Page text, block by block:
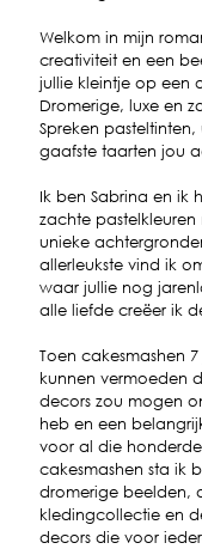
Welkom in mijn
creativiteit en een
jullie kleintje op een
Dromerige, luxe en
Spreken
gaafste taarten jou
Ik ben Sabrina en ik
zachte
unieke
allerleukste vind ik
waar jullie nog
alle liefde creëer ik
Toen cakesmashen
kunnen vermoeden
decors zou mogen
heb en een
voor al die
cakesmashen sta ik
dromerige beelden,
kledingcollectie en
decors die voor